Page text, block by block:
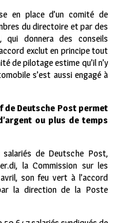
en place d’un comité de
du directoire et par des
qui donnera des conseils
exclut en principe tout
de pilotage estime qu’il n’y
s’est aussi engagé à
de Deutsche Post permet
ou plus de temps
salariés de Deutsche Post,
la Commission sur les
son feu vert à l’accord
la direction de la Poste